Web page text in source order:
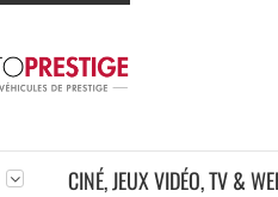
CINÉ, JEUX VIDÉO, TV &